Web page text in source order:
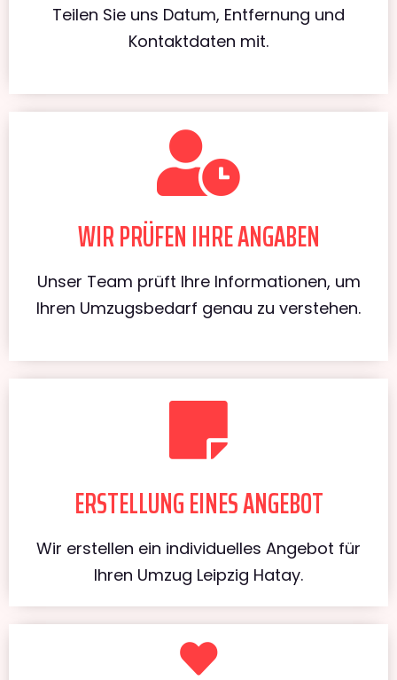
Teilen Sie uns Datum, Entfernung und
Kontaktdaten mit.
WIR PRÜFEN IHRE ANGABEN
Unser Team prüft Ihre Informationen, um
Ihren Umzugsbedarf genau zu verstehen.
ERSTELLUNG EINES ANGEBOT
Wir erstellen ein individuelles Angebot für
Ihren Umzug Leipzig Hatay.